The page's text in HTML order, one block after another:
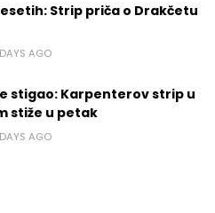
Strip priča o Drakčetu
AGO
stigao: Karpenterov strip u
stiže u petak
AGO